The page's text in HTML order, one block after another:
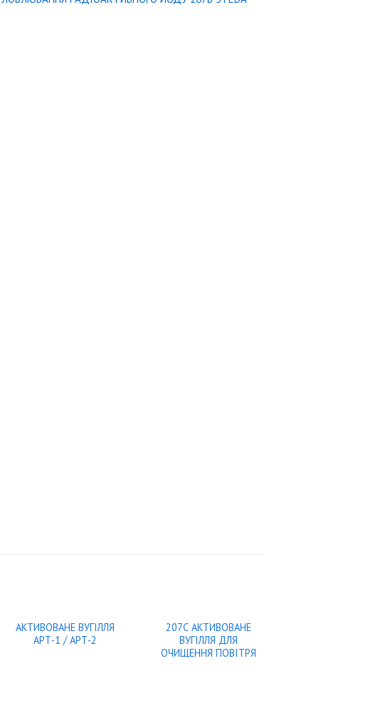
АКТИВОВАНЕ ВУГІЛЛЯ
АРТ-1 / АРТ-2
207С АКТИВОВАНЕ
ВУГІЛЛЯ ДЛЯ
ОЧИЩЕННЯ ПОВІТРЯ